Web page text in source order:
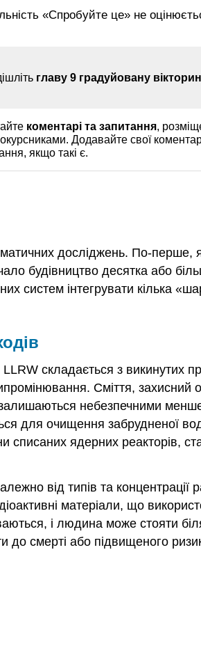
«Спробуйте це» не
главу 9 градуйовану
коментарі та запитання,
Додавайте свої
якщо такі є.
досліджень. По-перше,
будівництво десятка або
систем інтегрувати кілька
складається з викинутих
Сміття,
небезпечними
для очищення забрудненої
списаних ядерних реакторів,
від типів та концентрації
матеріали, що
і людина може стояти
до смерті або підвищеного